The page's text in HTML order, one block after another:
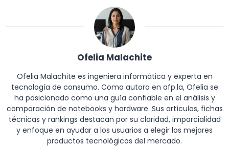
Ofelia Malachite
Ofelia Malachite es ingeniera informática y experta en
tecnología de consumo. Como autora en afp.la, Ofelia se
ha posicionado como una guía confiable en el análisis y
comparación de notebooks y hardware. Sus artículos, fichas
técnicas y rankings destacan por su claridad, imparcialidad
y enfoque en ayudar a los usuarios a elegir los mejores
productos tecnológicos del mercado.